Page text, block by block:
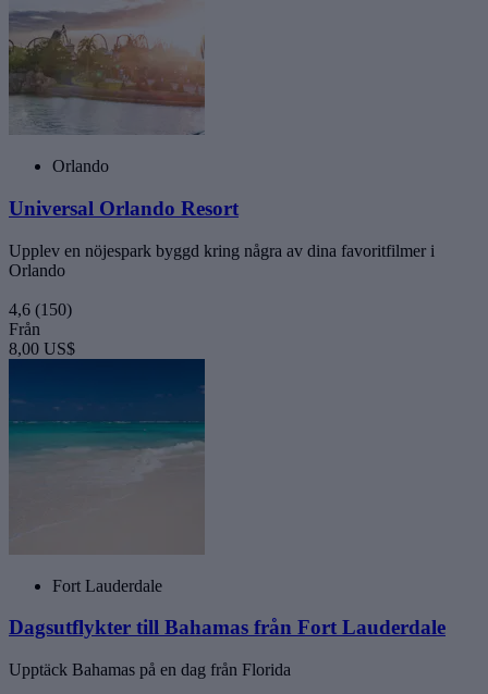
Orlando
Universal Orlando Resort
Upplev en nöjespark byggd kring några av dina favoritfilmer i
Orlando
4,6 (150)
Från
8,00 US$
Fort Lauderdale
Dagsutflykter till Bahamas från Fort Lauderdale
Upptäck Bahamas på en dag från Florida